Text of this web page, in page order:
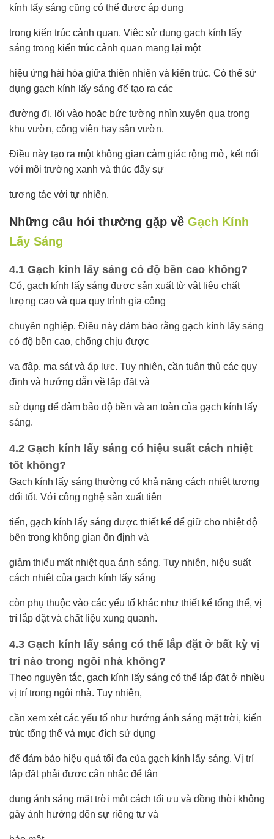
kính lấy sáng cũng có thể được áp dụng
trong kiến trúc cảnh quan. Việc sử dụng gạch kính lấy
sáng trong kiến trúc cảnh quan mang lại một
hiệu ứng hài hòa giữa thiên nhiên và kiến trúc. Có thể sử
dụng gạch kính lấy sáng để tạo ra các
đường đi, lối vào hoặc bức tường nhìn xuyên qua trong
khu vườn, công viên hay sân vườn.
Điều này tạo ra một không gian cảm giác rộng mở, kết nối
với môi trường xanh và thúc đẩy sự
tương tác với tự nhiên.
Những câu hỏi thường gặp về Gạch Kính
Lấy Sáng
4.1 Gạch kính lấy sáng có độ bền cao không?
Có, gạch kính lấy sáng được sản xuất từ vật liệu chất
lượng cao và qua quy trình gia công
chuyên nghiệp. Điều này đảm bảo rằng gạch kính lấy sáng
có độ bền cao, chống chịu được
va đập, ma sát và áp lực. Tuy nhiên, cần tuân thủ các quy
định và hướng dẫn về lắp đặt và
sử dụng để đảm bảo độ bền và an toàn của gạch kính lấy
sáng.
4.2 Gạch kính lấy sáng có hiệu suất cách nhiệt
tốt không?
Gạch kính lấy sáng thường có khả năng cách nhiệt tương
đối tốt. Với công nghệ sản xuất tiên
tiến, gạch kính lấy sáng được thiết kế để giữ cho nhiệt độ
bên trong không gian ổn định và
giảm thiểu mất nhiệt qua ánh sáng. Tuy nhiên, hiệu suất
cách nhiệt của gạch kính lấy sáng
còn phụ thuộc vào các yếu tố khác như thiết kế tổng thể, vị
trí lắp đặt và chất liệu xung quanh.
4.3 Gạch kính lấy sáng có thể lắp đặt ở bất kỳ vị
trí nào trong ngôi nhà không?
Theo nguyên tắc, gạch kính lấy sáng có thể lắp đặt ở nhiều
vị trí trong ngôi nhà. Tuy nhiên,
cần xem xét các yếu tố như hướng ánh sáng mặt trời, kiến
trúc tổng thể và mục đích sử dụng
để đảm bảo hiệu quả tối đa của gạch kính lấy sáng. Vị trí
lắp đặt phải được cân nhắc để tận
dụng ánh sáng mặt trời một cách tối ưu và đồng thời không
gây ảnh hưởng đến sự riêng tư và